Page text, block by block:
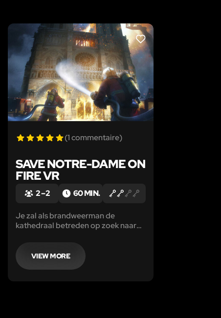
LIKE
(1 commentaire)
SAVE NOTRE-DAME ON
FIRE VR
2 – 2 60 MIN.
Je zal als brandweerman de
kathedraal betreden op zoek naar
goed bewaard geheim! Beweeg
door de vlammen nadat de torens
instorten en beklim vervolgens de
VIEW MORE